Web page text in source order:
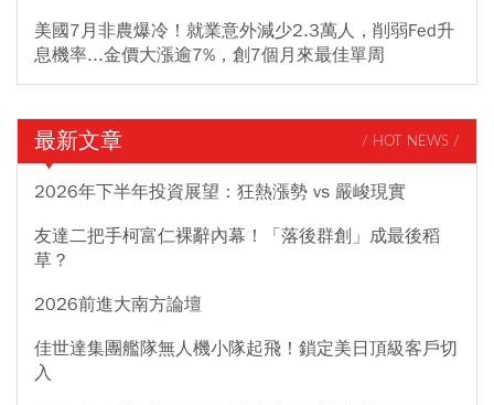
美國7月非農爆冷！就業意外減少2.3萬人，削弱Fed升
息機率...金價大漲逾7%，創7個月來最佳單周
最新文章 / HOT NEWS /
2026年下半年投資展望：狂熱漲勢 vs 嚴峻現實
友達二把手柯富仁裸辭內幕！「落後群創」成最後稻
草？
2026前進大南方論壇
佳世達集團艦隊無人機小隊起飛！鎖定美日頂級客戶切
入